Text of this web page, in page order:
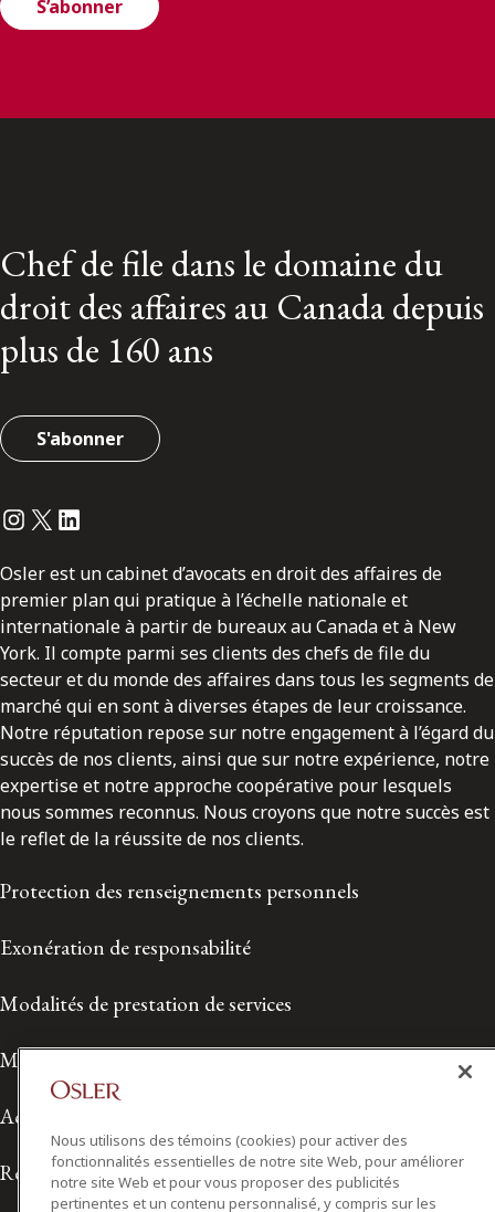
S’abonner
Chef de file dans le domaine du
droit des affaires au Canada depuis
plus de 160 ans
S'abonner
Instagram
Twitter
LinkedIn
Osler est un cabinet d’avocats en droit des affaires de
premier plan qui pratique à l’échelle nationale et
internationale à partir de bureaux au Canada et à New
York. Il compte parmi ses clients des chefs de file du
secteur et du monde des affaires dans tous les segments de
marché qui en sont à diverses étapes de leur croissance.
Notre réputation repose sur notre engagement à l’égard du
succès de nos clients, ainsi que sur notre expérience, notre
expertise et notre approche coopérative pour lesquels
nous sommes reconnus. Nous croyons que notre succès est
le reflet de la réussite de nos clients.
Protection des renseignements personnels
Exonération de responsabilité
Modalités de prestation de services
Modalités d'utilisation
Accessibilité
Relations avec les médias
Nous utilisons des témoins (cookies) pour activer des
fonctionnalités essentielles de notre site Web, pour améliorer
notre site Web et pour vous proposer des publicités
pertinentes et un contenu personnalisé, y compris sur les